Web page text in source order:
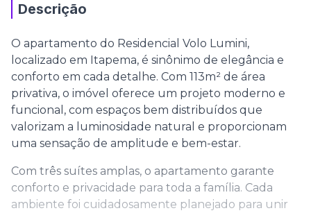
Descrição
O apartamento do Residencial Volo Lumini,
localizado em Itapema, é sinônimo de elegância e
conforto em cada detalhe. Com 113m² de área
privativa, o imóvel oferece um projeto moderno e
funcional, com espaços bem distribuídos que
valorizam a luminosidade natural e proporcionam
uma sensação de amplitude e bem-estar.
Com três suítes amplas, o apartamento garante
conforto e privacidade para toda a família. Cada
ambiente foi cuidadosamente planejado para unir